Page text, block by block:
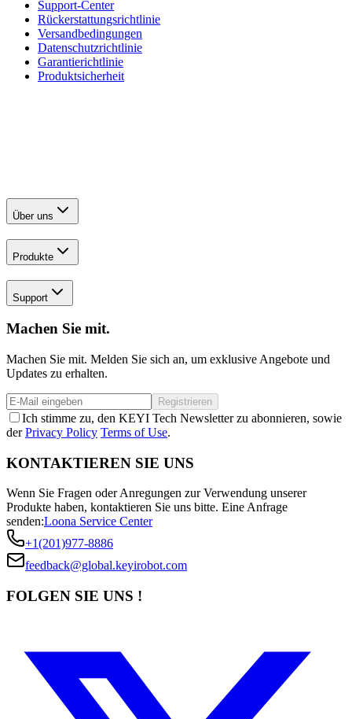
Support-Center
Rückerstattungsrichtlinie
Versandbedingungen
Datenschutzrichtlinie
Garantierichtlinie
Produktsicherheit
Über uns
Produkte
Support
Machen Sie mit.
Machen Sie mit. Melden Sie sich an, um exklusive Angebote und
Updates zu erhalten.
Registrieren
Ich stimme zu, den KEYI Tech Newsletter zu abonnieren, sowie
derPrivacy Policy Terms of Use.
KONTAKTIEREN SIE UNS
Wenn Sie Fragen oder Anregungen zur Verwendung unserer
Produkte haben, kontaktieren Sie uns bitte. Eine Anfrage
senden:Loona Service Center
+1(201)977-8886
feedback@global.keyirobot.com
FOLGEN SIE UNS !